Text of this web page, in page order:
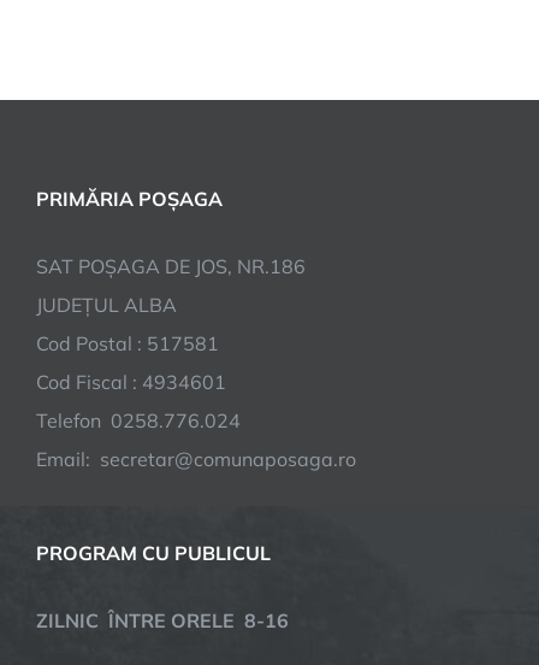
PRIMĂRIA POȘAGA
SAT POȘAGA DE JOS, NR.186
JUDEȚUL ALBA
Cod Postal : 517581
Cod Fiscal : 4934601
Telefon 0258.776.024
Email: secretar@comunaposaga.ro
PROGRAM CU PUBLICUL
ZILNIC ÎNTRE ORELE 8-16